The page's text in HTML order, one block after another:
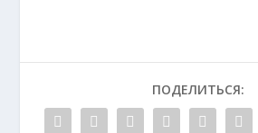
ПОДЕЛИТЬСЯ: